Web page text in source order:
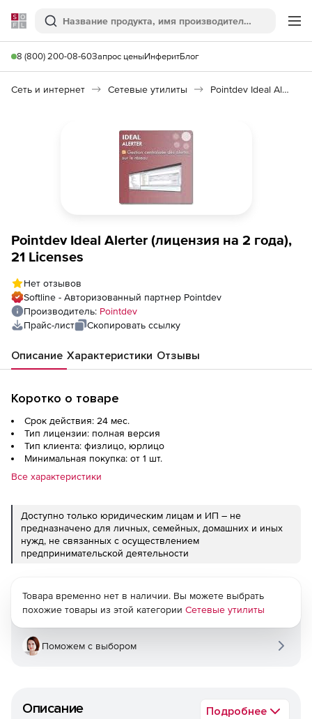
Softline
Поиск
8 (800) 200-08-60Запрос ценыИнферитБлог
Сеть и интернет Сетевые утилиты Pointdev Ideal Alerter
Pointdev Ideal Alerter (лицензия на 2 года),
21 Licenses
Нет отзывов
Softline - Авторизованный партнер Pointdev
Производитель: Pointdev
Прайс-лист
Скопировать ссылку
Описание Характеристики Отзывы
Коротко о товаре
Срок действия: 24 мес.
Тип лицензии: полная версия
Тип клиента: физлицо, юрлицо
Минимальная покупка: от 1 шт.
Все характеристики
Доступно только юридическим лицам и ИП – не
предназначено для личных, семейных, домашних и иных
нужд, не связанных с осуществлением
предпринимательской деятельности
Описание Подробнее
Товара временно нет в наличии. Вы можете выбрать
похожие товары из этой категории Сетевые утилиты
Поможем с выбором